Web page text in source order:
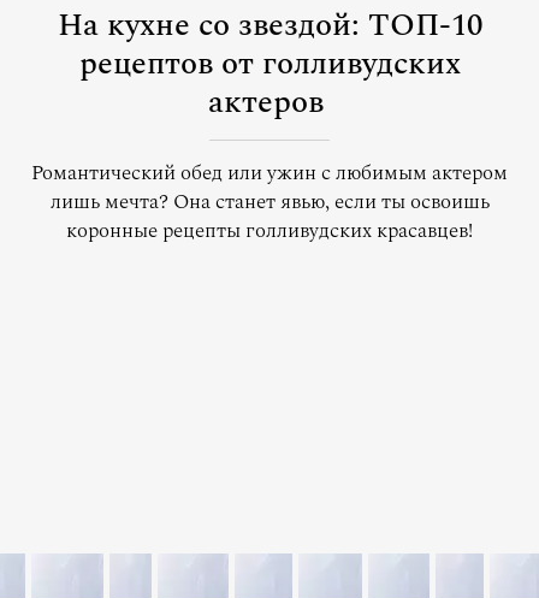
На кухне со звездой: ТОП-10
рецептов от голливудских
актеров
Романтический обед или ужин с любимым актером
лишь мечта? Она станет явью, если ты освоишь
коронные рецепты голливудских красавцев!